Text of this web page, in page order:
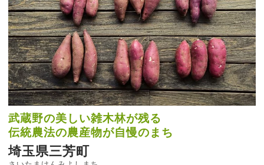
武蔵野の美しい雑木林が残る
伝統農法の農産物が自慢のまち
埼玉県三芳町